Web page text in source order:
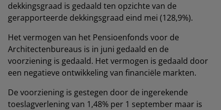
dekkingsgraad is gedaald ten opzichte van de
gerapporteerde dekkingsgraad eind mei (128,9%).
Het vermogen van het Pensioenfonds voor de
Architectenbureaus is in juni gedaald en de
voorziening is gedaald. Het vermogen is gedaald door
een negatieve ontwikkeling van financiële markten.
De voorziening is gestegen door de ingerekende
toeslagverlening van 1,48% per 1 september maar is